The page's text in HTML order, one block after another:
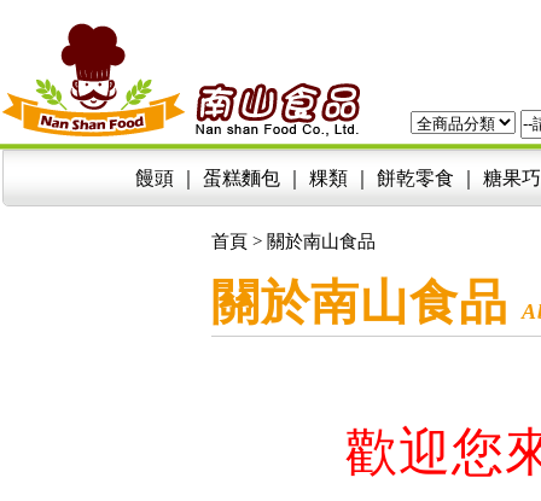
饅頭 蛋糕麵包 粿類 餅乾零食 糖果
首頁 > 關於南山食品
關於南山食品
歡迎您